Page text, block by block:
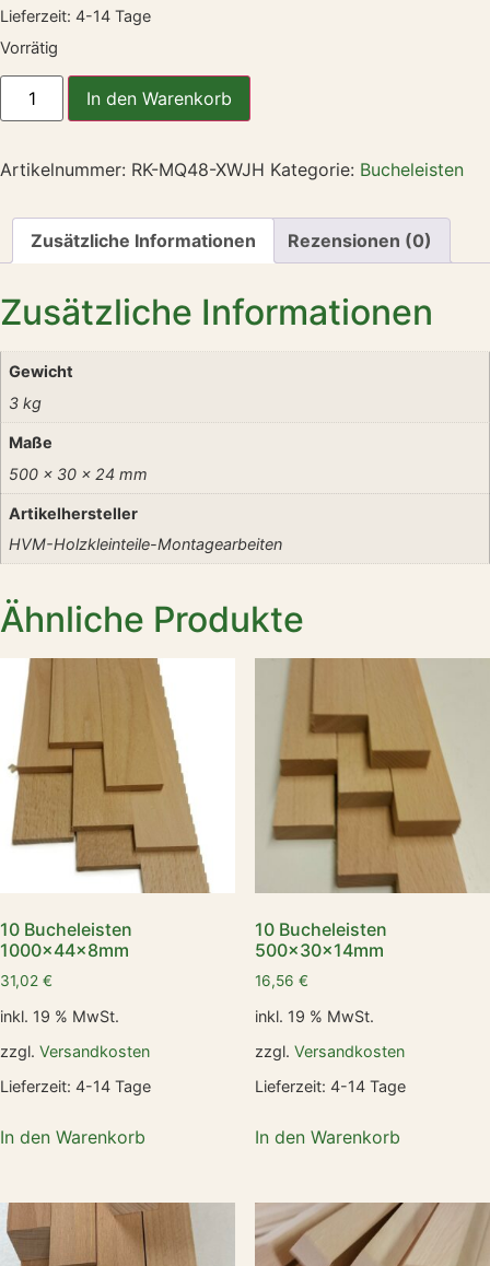
Lieferzeit: 4-14 Tage
Vorrätig
In den Warenkorb
Artikelnummer: RK-MQ48-XWJH Kategorie: Bucheleisten
Zusätzliche Informationen Rezensionen (0)
Zusätzliche Informationen
Gewicht
3 kg
Maße
500 × 30 × 24 mm
Artikelhersteller
HVM-Holzkleinteile-Montagearbeiten
Ähnliche Produkte
10 Bucheleisten
1000x44x8mm
31,02 €
inkl. 19 % MwSt.
zzgl. Versandkosten
Lieferzeit: 4-14 Tage
In den Warenkorb
10 Bucheleisten
500x30x14mm
16,56 €
inkl. 19 % MwSt.
zzgl. Versandkosten
Lieferzeit: 4-14 Tage
In den Warenkorb